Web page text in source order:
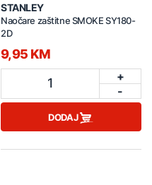
STANLEY
Naočare zaštitne SMOKE SY180-
2D
9,95 KM
1
+
-
DODAJ